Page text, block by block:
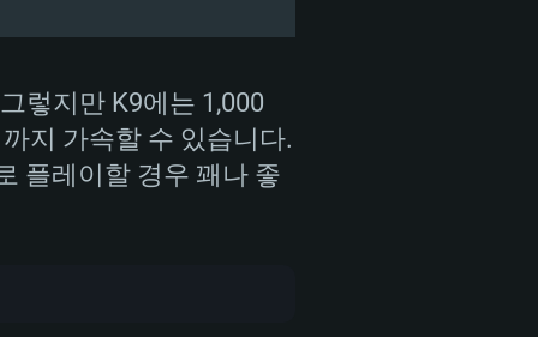
렇지만 K9에는 1,000
지 가속할 수 있습니다.
플레이할 경우 꽤나 좋